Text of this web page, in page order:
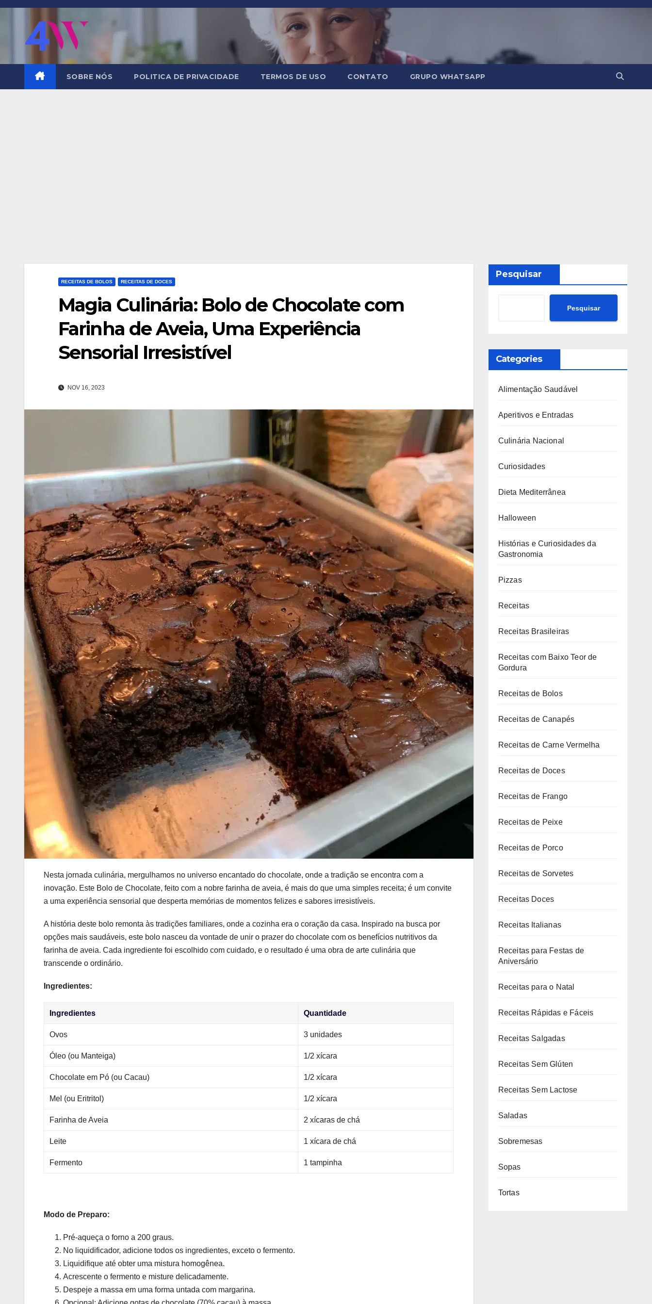
Skip
SOBRE NÓS POLITICA DE PRIVACIDADE TERMOS DE USO CONTATO GRUPO WHATSAPP
RECEITAS DE BOLOS RECEITAS DE DOCES
Magia Culinária: Bolo de Chocolate com
Farinha de Aveia, Uma Experiência
Sensorial Irresistível
NOV 16, 2023
Nesta jornada culinária, mergulhamos no universo encantado do chocolate, onde a tradição se encontra com a
inovação. Este Bolo de Chocolate, feito com a nobre farinha de aveia, é mais do que uma simples receita; é um convite
a uma experiência sensorial que desperta memórias de momentos felizes e sabores irresistíveis.
A história deste bolo remonta às tradições familiares, onde a cozinha era o coração da casa. Inspirado na busca por
opções mais saudáveis, este bolo nasceu da vontade de unir o prazer do chocolate com os benefícios nutritivos da
farinha de aveia. Cada ingrediente foi escolhido com cuidado, e o resultado é uma obra de arte culinária que
transcende o ordinário.
Ingredientes:
Ingredientes Quantidade
Ovos 3 unidades
Óleo (ou Manteiga) 1/2 xícara
Chocolate em Pó (ou Cacau) 1/2 xícara
Mel (ou Eritritol) 1/2 xícara
Farinha de Aveia 2 xícaras de chá
Leite 1 xícara de chá
Fermento 1 tampinha
Modo de Preparo:
Pré-aqueça o forno a 200 graus.
No liquidificador, adicione todos os ingredientes, exceto o fermento.
Liquidifique até obter uma mistura homogênea.
Acrescente o fermento e misture delicadamente.
Despeje a massa em uma forma untada com margarina.
Pesquisar
Pesquisar
Categories
Alimentação Saudável
Aperitivos e Entradas
Culinária Nacional
Curiosidades
Dieta Mediterrânea
Halloween
Histórias e Curiosidades da
Gastronomia
Pizzas
Receitas
Receitas Brasileiras
Receitas com Baixo Teor de
Gordura
Receitas de Bolos
Receitas de Canapés
Receitas de Carne Vermelha
Receitas de Doces
Receitas de Frango
Receitas de Peixe
Receitas de Porco
Receitas de Sorvetes
Receitas Doces
Receitas Italianas
Receitas para Festas de
Aniversário
Receitas para o Natal
Receitas Rápidas e Fáceis
Receitas Salgadas
Receitas Sem Glúten
Receitas Sem Lactose
Saladas
Sobremesas
Sopas
Tortas